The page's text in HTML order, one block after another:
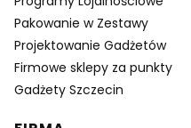
Pakowanie w Zestawy
Projektowanie Gadżetów
Firmowe sklepy za punkty
Gadżety Szczecin